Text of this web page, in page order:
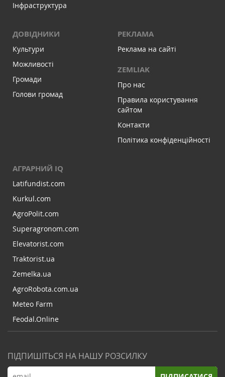
Інфраструктура
ДОВІДНИКИ
Культури
Можливості
Громади
Голови громад
РЕКЛАМА
Реклама на сайті
ZEMLIAK
Про нас
Правила користування
сайтом
Контакти
Політика конфіденційності
АГРАРНИЙ IQ
Latifundist.com
Kurkul.com
AgroPolit.com
Superagronom.com
Elevatorist.com
Traktorist.ua
Zemelka.ua
AgroRobota.com.ua
Meteo Farm
Feodal.Online
ПІДПИШІТЬСЯ НА НАШУ РОЗСИЛКУ